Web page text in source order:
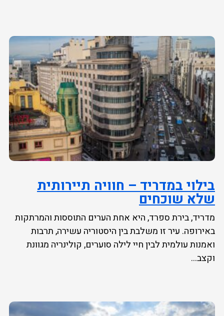
בילוי במדריד – חוויה תיירותית
שלא שוכחים
מדריד, בירת ספרד, היא אחת הערים התוססות והמרתקות
באירופה. עיר זו משלבת בין היסטוריה עשירה, תרבות
ואמנות עולמית לבין חיי לילה סוערים, קולינריה מגוונת
וקצב...